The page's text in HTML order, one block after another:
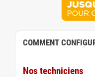
COMMENT
Nos techniciens